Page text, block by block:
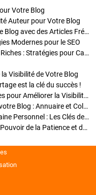
Votre Blog
Auteur pour Votre Blog
Stratégies de Publication : Boostez Votre Blog avec des Articles Fréquents et Exclusifs
Modernes pour le SEO
Enrichir Vos Articles avec des Contenus Riches : Stratégies pour Captiver et Optimiser
Visibilité de Votre Blog
est la clé du succès !
Optimisation SEO des Articles : Stratégies pour Améliorer la Visibilité de Votre Blog
Stratégies pour améliorer la visibilité de votre Blog : Annuaire et Collaborations
Pourquoi Investir dans un Nom de Domaine Personnel : Les Clés de la Réussite de Votre Blog
Comment Faire Émerger Votre Blog : Le Pouvoir de la Patience et de la Persévérance